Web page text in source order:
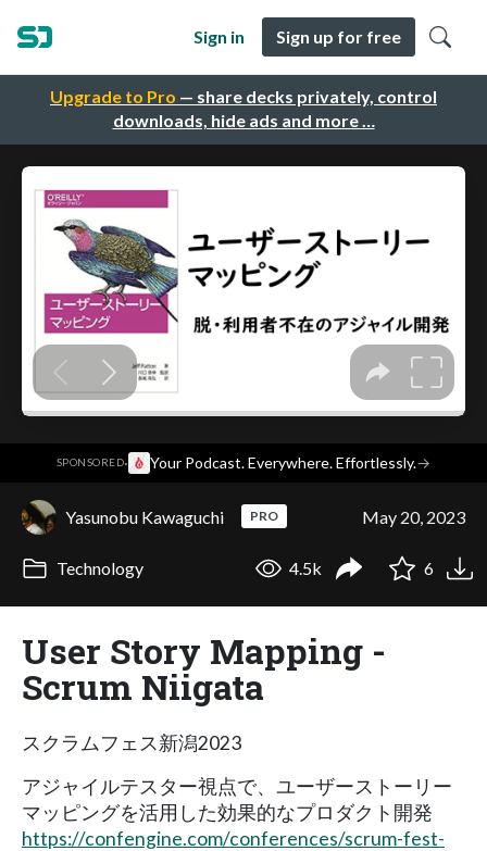
Upgrade to Pro — share decks privately, control
downloads, hide ads and more …
Sign in Sign up for free
SPONSORED· Your Podcast. Everywhere. Effortlessly.→
Yasunobu Kawaguchi PRO May 20, 2023
Technology 4.5k 6
User Story Mapping -
Scrum Niigata
スクラムフェス新潟2023
アジャイルテスター視点で、ユーザーストーリー
マッピングを活用した効果的なプロダクト開発
https://confengine.com/conferences/scrum-fest-